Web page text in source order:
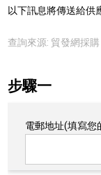
以下訊息將傳送給供
查詢來源: 貿發網採購
步驟一
電郵地址(填寫您